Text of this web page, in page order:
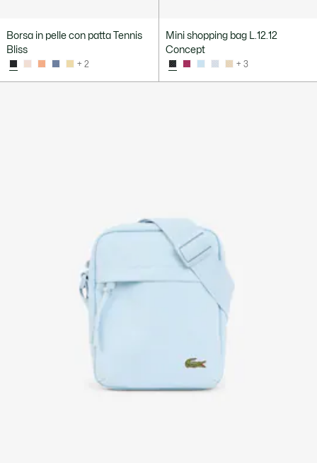
Borsa in pelle con patta Tennis
Bliss
+ 2
Mini shopping bag L.12.12
Concept
+ 3